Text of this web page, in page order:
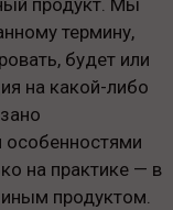
продукт. Мы
термину,
будет или
на какой-либо
особенностями
на практике — в
продуктом.